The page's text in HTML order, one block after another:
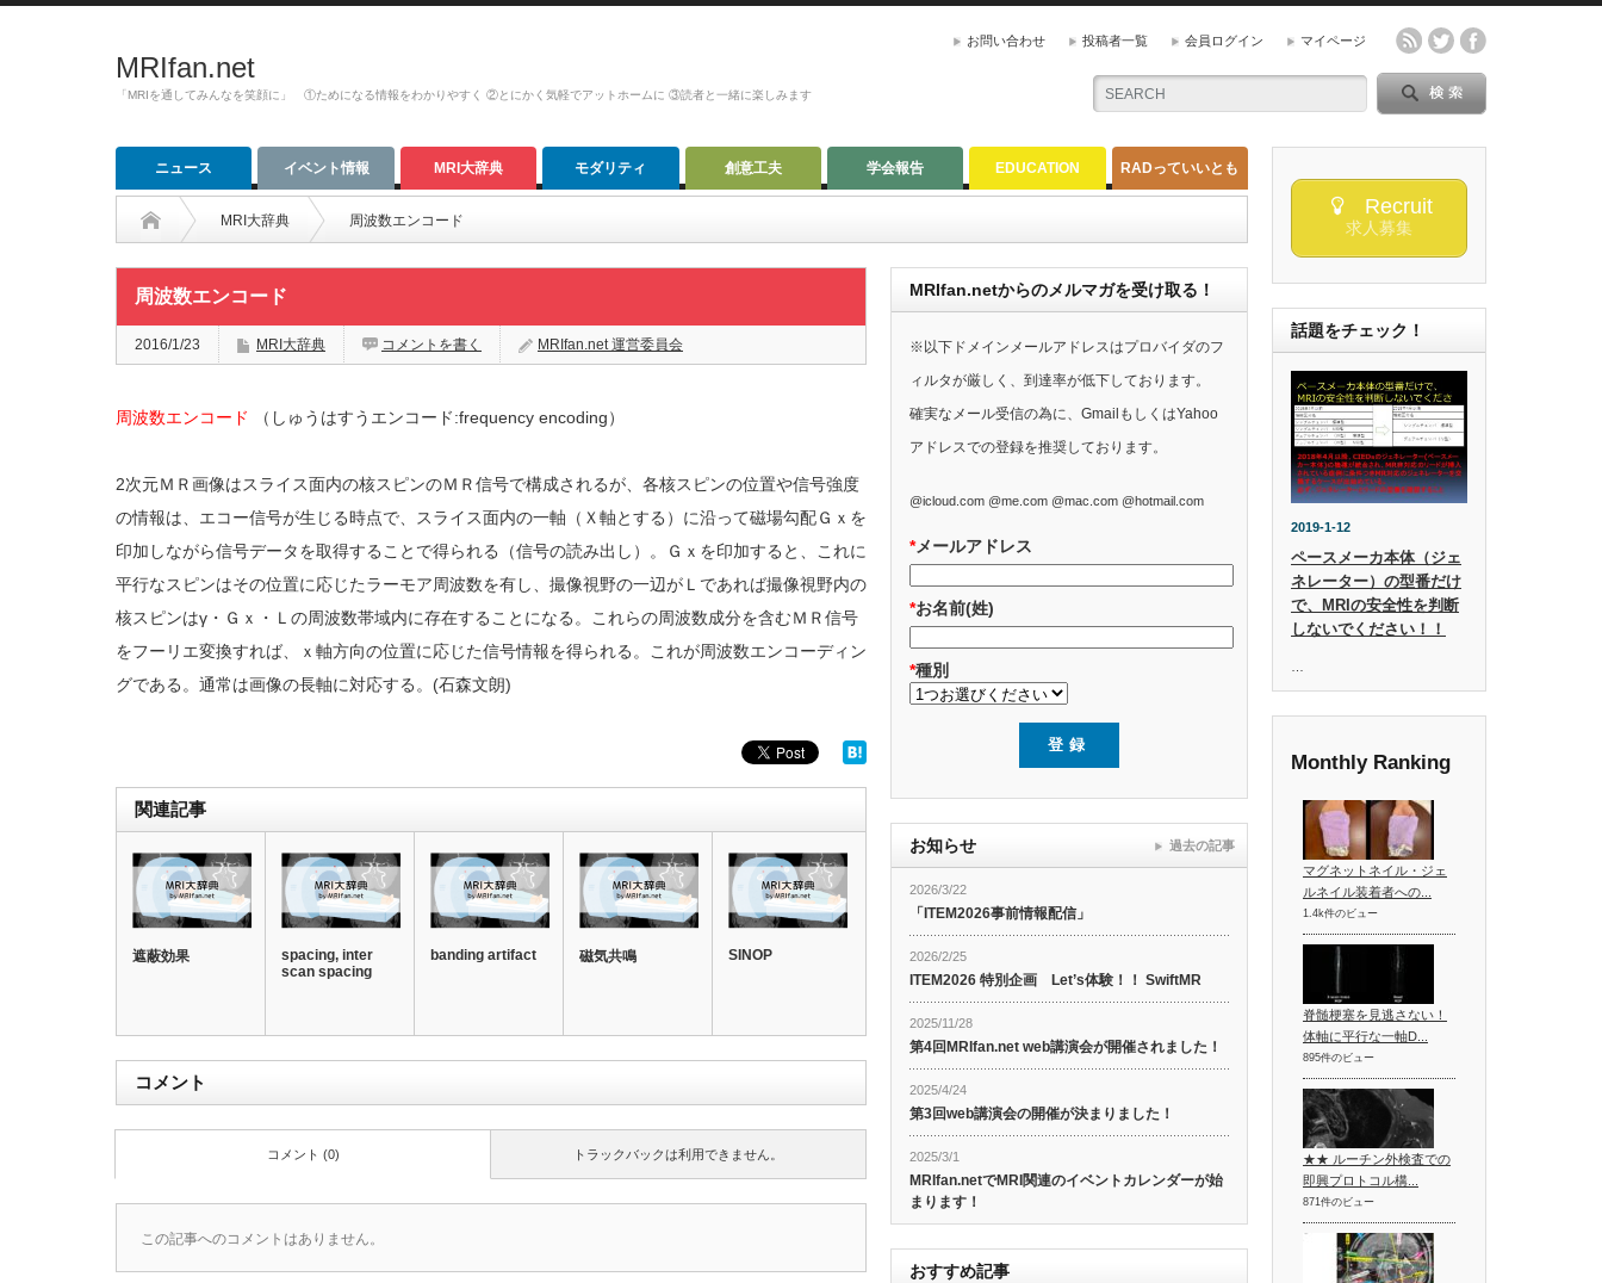
MRIfan.net
「MRIを通してみんなを笑顔に」 ①ためになる情報をわかりやすく ②とにかく気軽でアットホームに ③読者と一緒に楽しみます
お問い合わせ 投稿者一覧 会員ログイン マイページ
ニュース イベント情報 MRI大辞典 モダリティ 創意工夫 学会報告 EDUCATION RADっていいとも
MRI大辞典 周波数エンコード
周波数エンコード
2016/1/23 MRI大辞典 コメントを書く MRIfan.net 運営委員会
周波数エンコード （しゅうはすうエンコード:frequency encoding）
2次元ＭＲ画像はスライス面内の核スピンのＭＲ信号で構成されるが、各核スピンの位置や信号強度
の情報は、エコー信号が生じる時点で、スライス面内の一軸（Ｘ軸とする）に沿って磁場勾配Ｇｘを
印加しながら信号データを取得することで得られる（信号の読み出し）。Ｇｘを印加すると、これに
平行なスピンはその位置に応じたラーモア周波数を有し、撮像視野の一辺がＬであれば撮像視野内の
核スピンはγ・Ｇｘ・Ｌの周波数帯域内に存在することになる。これらの周波数成分を含むＭＲ信号
をフーリエ変換すれば、ｘ軸方向の位置に応じた信号情報を得られる。これが周波数エンコーディン
グである。通常は画像の長軸に対応する。(石森文朗)
関連記事
遮蔽効果
spacing, inter
scan spacing
banding artifact 磁気共鳴 SINOP
コメント
トラックバックは利用できません。
コメント (0)
この記事へのコメントはありません。
MRIfan.netからのメルマガを受け取る！
※以下ドメインメールアドレスはプロバイダのフ
ィルタが厳しく、到達率が低下しております。
確実なメール受信の為に、GmailもしくはYahoo
アドレスでの登録を推奨しております。
@icloud.com @me.com @mac.com @hotmail.com
*メールアドレス
*お名前(姓)
*種別
お知らせ
2026/3/22
「ITEM2026事前情報配信」
2026/2/25
ITEM2026 特別企画 Let’s体験！！ SwiftMR
2025/11/28
第4回MRIfan.net web講演会が開催されました！
2025/4/24
第3回web講演会の開催が決まりました！
2025/3/1
MRIfan.netでMRI関連のイベントカレンダーが始
まります！
過去の記事
おすすめ記事
Recruit
求人募集
話題をチェック！
2019-1-12
ペースメーカ本体（ジェ
ネレーター）の型番だけ
で、MRIの安全性を判断
しないでください！！
Monthly Ranking
マグネットネイル・ジェ
ルネイル装着者への...
1.4k件のビュー
脊髄梗塞を見逃さない！
体軸に平行な一軸D...
895件のビュー
★★ ルーチン外検査での
即興プロトコル構...
871件のビュー